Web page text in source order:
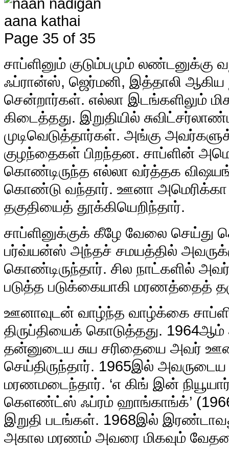
Page 35 of 35
சாப்ளினும் குடும்பமும் லண்டனுக்கு
ஃப்ரான்ஸ், ஜெர்மனி, இத்தாலி ஆகிய
சென்றார்கள். எல்லா இடங்களிலும்
கிடைத்தது. இறுதியில்
முடிவெடுத்தார்கள். அங்கு
குழந்தைகள் பிறந்தன. சாப்ளின்
கொண்டிருந்த எல்லா வர்த்தக
கொண்டு வந்தார். ஊனா அமெரிக்கா
தகுதியைத் தூக்கியெறிந்தார்.
சாப்ளினுக்குக் கீழே வேலை செய்து
பர்வ்யன்ஸ் அந்தச் சமயத்தில்
கொண்டிருந்தார். சில நாட்களில்
படுத்த படுக்கையாகி மரணத்தைத்
ஊனாவுடன் வாழ்ந்த வாழ்க்கை
திருப்தியைக் கொடுத்தது. 1964ஆம்
தன்னுடைய சுய சரிதையை அவர்
செய்திருந்தார். 1965இல்
மரணமடைந்தார். ‘எ கிங் இன்
கெளண்ட்ஸ் ஃப்ரம் ஹாங்காங்க்’
இறுதி படங்கள். 1968இல்
அகால மரணம் அவரை மிகவும்